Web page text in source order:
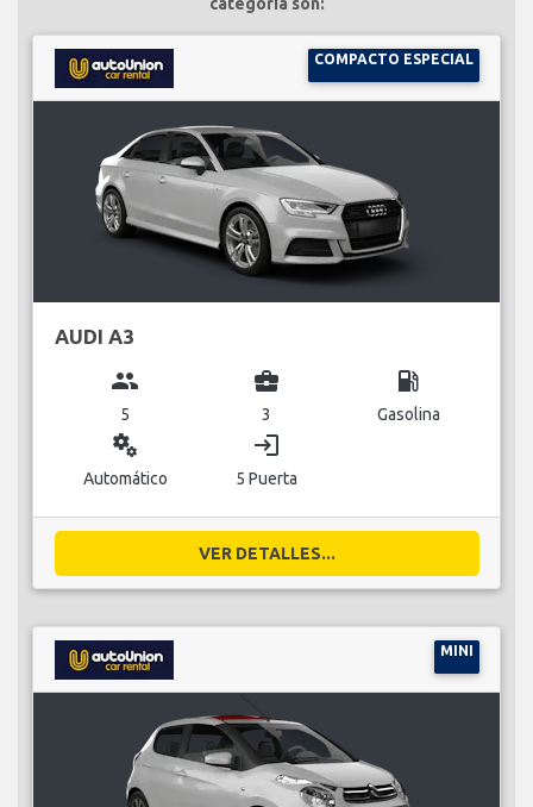
COMPACTO ESPECIAL
AUDI A3
group
5
business_center
3
local_gas_station
Gasolina
miscellaneous_services
Automático
login
5 Puerta
VER DETALLES...
MINI